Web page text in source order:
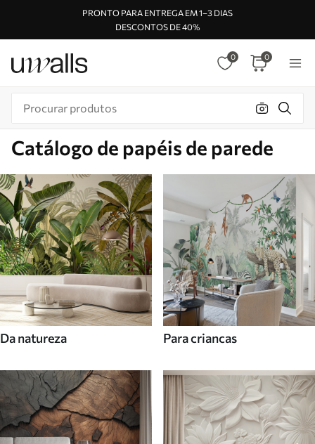
PRONTO PARA ENTREGA EM 1–3 DIAS
DESCONTOS DE 40%
0 0
Catálogo de papéis de parede
Da natureza Para criancas